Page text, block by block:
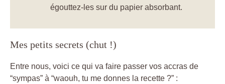
égouttez-les sur du papier absorbant.
Mes petits secrets (chut !)
Entre nous, voici ce qui va faire passer vos accras de
“sympas” à “waouh, tu me donnes la recette ?” :